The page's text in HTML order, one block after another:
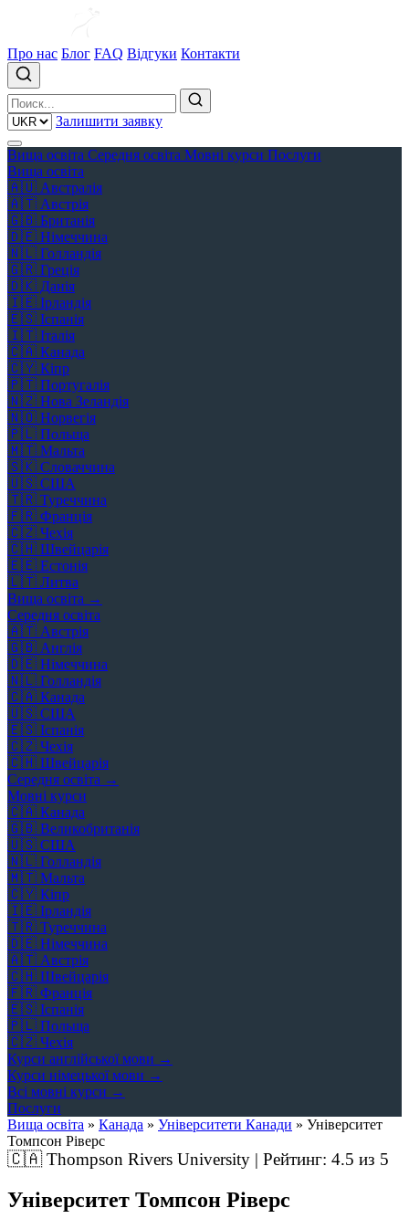
Про нас Блог FAQ Відгуки Контакти
Залишити заявку
Вища освіта Середня освіта Мовні курси Послуги
Вища освіта
🇦🇺 Австралія
🇦🇹 Австрія
🇬🇧 Британія
🇩🇪 Німеччина
🇳🇱 Голландія
🇬🇷 Греція
🇩🇰 Данія
🇮🇪 Ірландія
🇪🇸 Іспанія
🇮🇹 Італія
🇨🇦 Канада
🇨🇾 Кіпр
🇵🇹 Португалія
🇳🇿 Нова Зеландія
🇳🇴 Норвегія
🇵🇱 Польща
🇲🇹 Мальта
🇸🇰 Словаччина
🇺🇸 США
🇹🇷 Туреччина
🇫🇷 Франція
🇨🇿 Чехія
🇨🇭 Швейцарія
🇪🇪 Естонія
🇱🇹 Литва
Вища освіта →
Середня освіта
🇦🇹 Австрія
🇬🇧 Англія
🇩🇪 Німеччина
🇳🇱 Голландія
🇨🇦 Канада
🇺🇸 США
🇪🇸 Іспанія
🇨🇿 Чехія
🇨🇭 Швейцарія
Середня освіта →
Мовні курси
🇨🇦 Канада
🇬🇧 Великобританія
🇺🇸 США
🇳🇱 Голландія
🇲🇹 Мальта
🇨🇾 Кіпр
🇮🇪 Ірландія
🇹🇷 Туреччина
🇩🇪 Німеччина
🇦🇹 Австрія
🇨🇭 Швейцарія
🇫🇷 Франція
🇪🇸 Іспанія
🇵🇱 Польща
🇨🇿 Чехія
Курси англійської мови →
Курси німецької мови →
Всі мовні курси →
Послуги
Вища освіта » Канада » Університети Канади » Університет
Томпсон Ріверс
🇨🇦Thompson Rivers University | Рейтинг: 4.5 из 5
Університет Томпсон Ріверс